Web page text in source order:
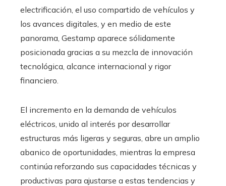
electrificación, el uso compartido de vehículos y
los avances digitales, y en medio de este
panorama, Gestamp aparece sólidamente
posicionada gracias a su mezcla de innovación
tecnológica, alcance internacional y rigor
financiero.
El incremento en la demanda de vehículos
eléctricos, unido al interés por desarrollar
estructuras más ligeras y seguras, abre un amplio
abanico de oportunidades, mientras la empresa
continúa reforzando sus capacidades técnicas y
productivas para ajustarse a estas tendencias y